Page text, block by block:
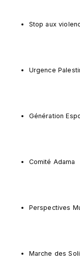
Stop aux
Urgence
Génération
Comité Adama
Perspectives
Marche des